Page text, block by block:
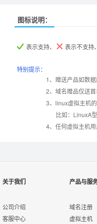
产品名称
ASP
MSSQL
产品名称
错误页面定义
rar在线压缩
产品名称
数据定期备份
数据自助恢复
10重安全保障
图标说明：
表示支持、 表示不支持、
特别提示：
1、赠送产品如数
2、域名赠品仅送
3、linux虚拟主机
比如：LinuxA
4、任何虚拟主机用
关于我们
公司介绍
客服中心
产品与服
域名注册
虚拟主机